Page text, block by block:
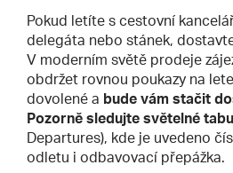
Pokud letíte s cestovní
delegáta nebo stánek,
V moderním světě prodeje
obdržet rovnou poukazy na
dovolené a bude vám stačit
Pozorně sledujte světelné
Departures), kde je uvedeno
odletu i odbavovací přepážka.